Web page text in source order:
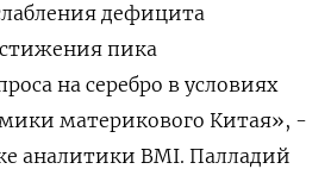
дефицита
пика
на ‍серебро в условиях
материкового Китая», -
аналитики BMI. Палладий